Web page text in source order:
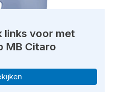
links voor met
MB Citaro